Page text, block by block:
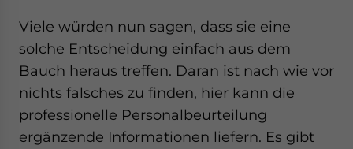
Viele würden nun sagen, dass sie eine
solche Entscheidung einfach aus dem
Bauch heraus treffen. Daran ist nach wie vor
nichts falsches zu finden, hier kann die
professionelle Personalbeurteilung
ergänzende Informationen liefern. Es gibt